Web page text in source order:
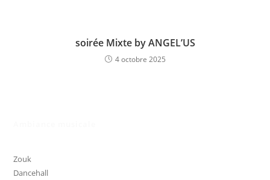
soirée Mixte by ANGEL’US
4 octobre 2025
Zouk
Dancehall